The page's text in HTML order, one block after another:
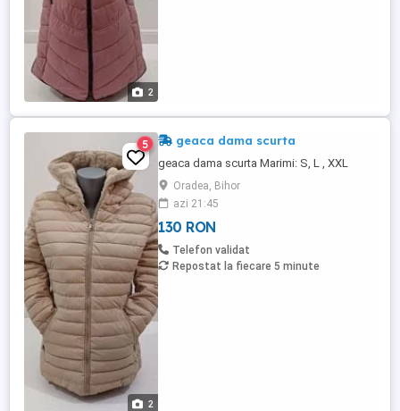
2
2
5 geaca dama scurta
geaca dama scurta Marimi: S, L , XXL
Oradea, Bihor
azi 21:45
130 RON
Telefon validat
Repostat la fiecare 5 minute